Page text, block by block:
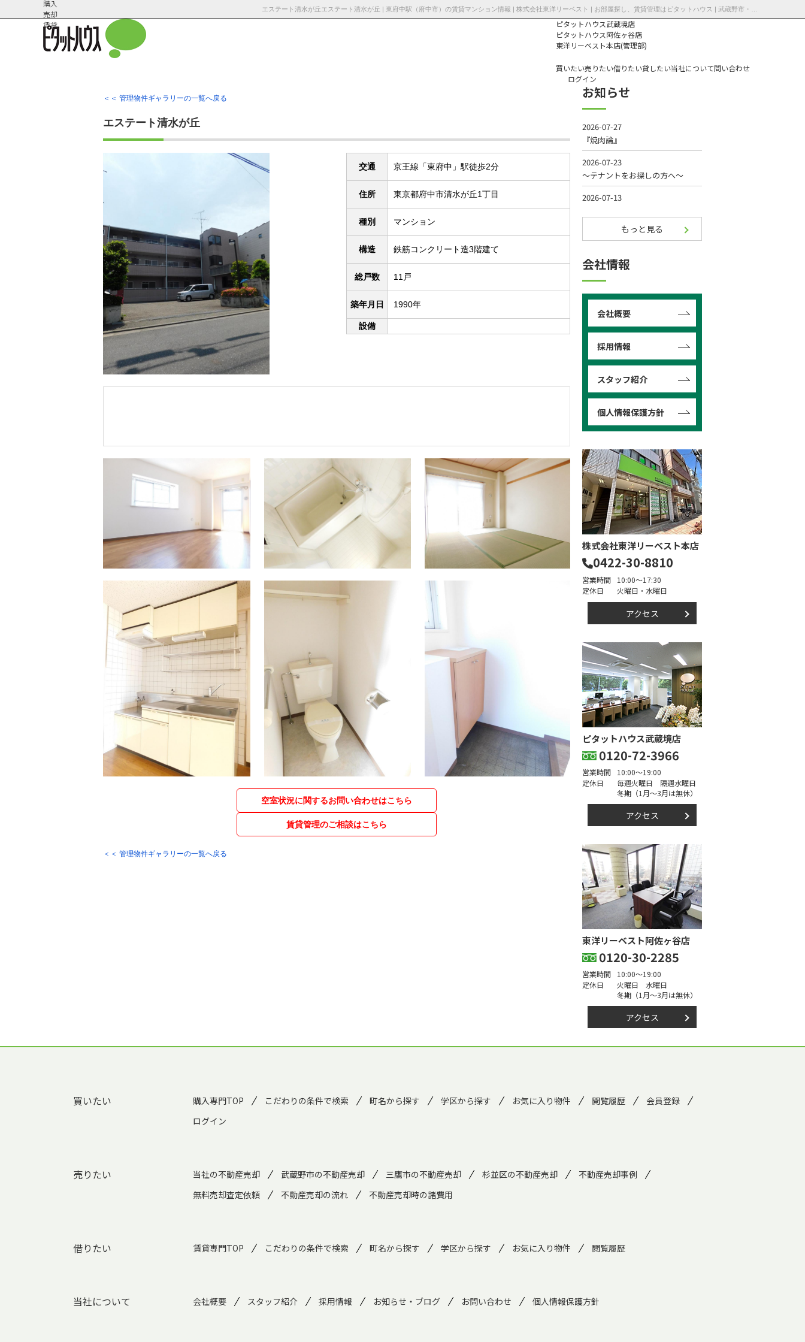
購入
売却
賃貸
ピタットハウス武蔵境店
ピタットハウス阿佐ヶ谷店
東洋リーベスト本店(管理部)
買いたい売りたい借りたい貸したい当社について
会社概
要
スタッフ紹
介
問い合わせ
ログイン
＜＜ 管理物件ギャラリーの一覧へ戻る
エステート清水が丘
交通 京王線「東府中」駅徒歩2分
住所 東京都府中市清水が丘1丁目
種別 マンション
構造 鉄筋コンクリート造3階建て
総戸数 11戸
築年月日 1990年
設備
空室状況に関するお問い合わせはこちら
賃貸管理のご相談はこちら
＜＜ 管理物件ギャラリーの一覧へ戻る
お知らせ
もっと見る
会社情報
会社概要
採用情報
スタッフ紹介
個人情報保護方針
株式会社東洋リーベスト本店
0422-30-8810
営業時間
10:00～17:30
定休日
火曜日・水曜日
アクセス
ピタットハウス武蔵境店
0120-72-3966
営業時間
10:00～19:00
定休日
毎週火曜日 隔週水曜日
冬期（1月～3月は無休）
アクセス
東洋リーベスト阿佐ヶ谷店
0120-30-2285
営業時間
10:00～19:00
定休日
火曜日 水曜日
冬期（1月～3月は無休）
アクセス
買いたい 購入専門TOP こだわりの条件で検索 町名から探す 学区から探す お気に入り物件 閲覧履歴
会員登録
ログイン
売りたい 当社の不動産売却 武蔵野市の不動産売却 三鷹市の不動産売却 杉並区の不動産売却
不動産売却事例
無料売却査定依頼
不動産売却の流れ 不動産売却時の諸費用
借りたい 賃貸専門TOP こだわりの条件で検索 町名から探す 学区から探す お気に入り物件 閲覧履歴
当社について 会社概要 スタッフ紹介 採用情報 お知らせ・ブログ お問い合わせ 個人情報保護方針